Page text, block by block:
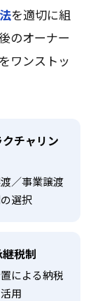
を適切に組
のオーナー
ワンストッ
クチャリン
／事業譲渡
選択
税制
による納税
用